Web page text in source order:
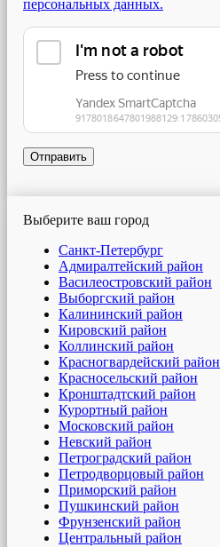
персональных данных.
Отправить
Выберите ваш город
Санкт-Петербург
Адмиралтейский район
Василеостровский район
Выборгский район
Калининский район
Кировский район
Коллинский район
Красногвардейский район
Красносельский район
Кронштадтский район
Курортный район
Московский район
Невский район
Петроградский район
Петродворцовый район
Приморский район
Пушкинский район
Фрунзенский район
Центральный район